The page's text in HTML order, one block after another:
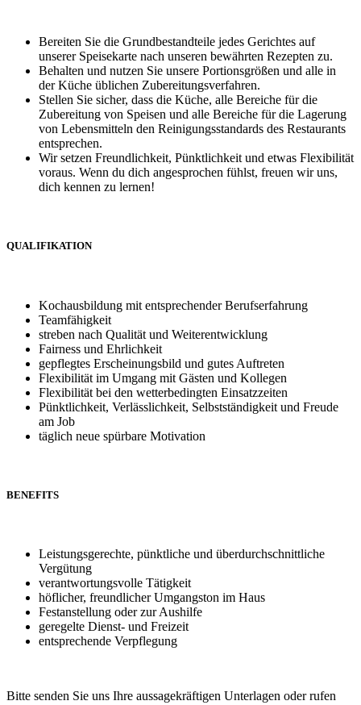
Bereiten Sie die Grundbestandteile jedes Gerichtes auf
unserer Speisekarte nach unseren bewährten Rezepten zu.
Behalten und nutzen Sie unsere Portionsgrößen und alle in
der Küche üblichen Zubereitungsverfahren.
Stellen Sie sicher, dass die Küche, alle Bereiche für die
Zubereitung von Speisen und alle Bereiche für die Lagerung
von Lebensmitteln den Reinigungsstandards des Restaurants
entsprechen.
Wir setzen Freundlichkeit, Pünktlichkeit und etwas Flexibilität
voraus. Wenn du dich angesprochen fühlst, freuen wir uns,
dich kennen zu lernen!
QUALIFIKATION
Kochausbildung mit entsprechender Berufserfahrung
Teamfähigkeit
streben nach Qualität und Weiterentwicklung
Fairness und Ehrlichkeit
gepflegtes Erscheinungsbild und gutes Auftreten
Flexibilität im Umgang mit Gästen und Kollegen
Flexibilität bei den wetterbedingten Einsatzzeiten
Pünktlichkeit, Verlässlichkeit, Selbstständigkeit und Freude
am Job
täglich neue spürbare Motivation
BENEFITS
Leistungsgerechte, pünktliche und überdurchschnittliche
Vergütung
verantwortungsvolle Tätigkeit
höflicher, freundlicher Umgangston im Haus
Festanstellung oder zur Aushilfe
geregelte Dienst- und Freizeit
entsprechende Verpflegung
Bitte senden Sie uns Ihre aussagekräftigen Unterlagen oder rufen